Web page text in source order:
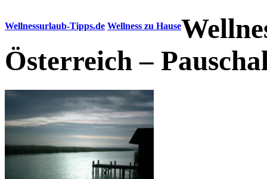
Wellnessurlaub-Tipps.de Wellness zu Hause
Österreich –